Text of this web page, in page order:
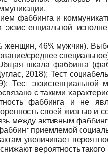
фаббинга и
женщин, 46% мужчин).
среднее
шкала фаббинга
2018); Тест
Тест
с такими
фаббинга и не
своей жизнью и
между активным
приемлемой
увеличивает
вероятность такого